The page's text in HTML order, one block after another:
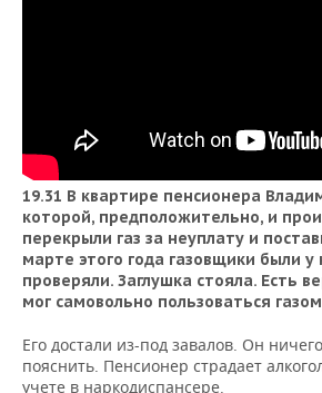
19.31 В квартире пенсионера
которой, предположительно, и
перекрыли газ за неуплату и
марте этого года газовщики были у
проверяли. Заглушка стояла. Есть
мог самовольно пользоваться
Его достали из-под завалов. Он
пояснить. Пенсионер страдает
учете в наркодиспансере.